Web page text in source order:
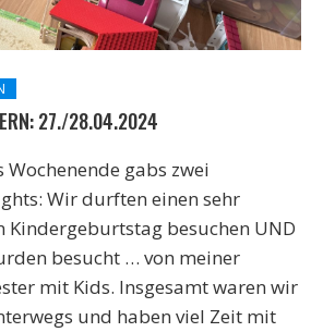
27./28.04.2024
Wochenende gabs zwei
Wir durften einen sehr
Kindergeburtstag besuchen UND
besucht … von meiner
mit Kids. Insgesamt waren wir
und haben viel Zeit mit